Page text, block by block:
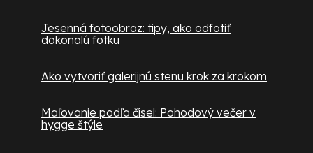
Jesenná fotoobraz: tipy, ako odfotiť
dokonalú fotku
Ako vytvoriť galerijnú stenu krok za krokom
Maľovanie podľa čísel: Pohodový večer v
hygge štýle